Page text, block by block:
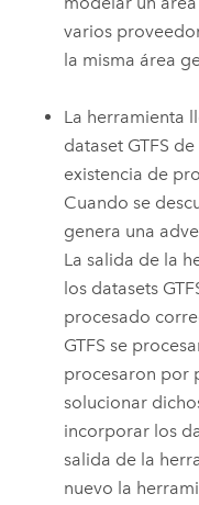
varios
la misma área
La herramienta
dataset GTFS
existencia de
Cuando se
genera una
La salida de la
los datasets
procesado
GTFS se
procesaron por
solucionar
incorporar los
salida de la
nuevo la